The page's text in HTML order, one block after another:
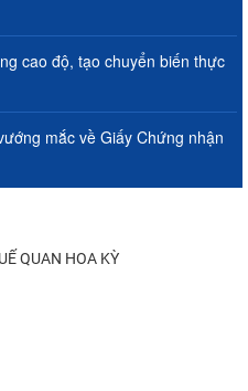
cao độ, tạo chuyển biến thực
mắc về Giấy Chứng nhận
QUAN HOA KỲ